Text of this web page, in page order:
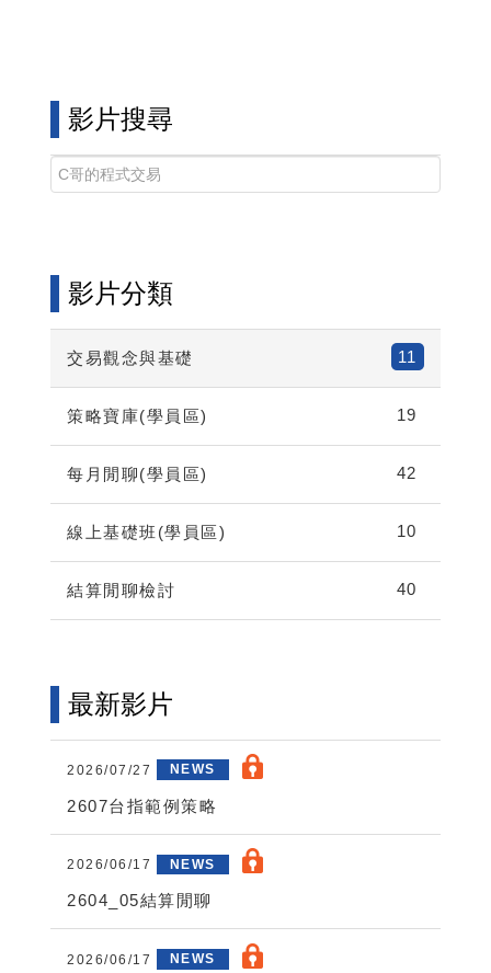
影片搜尋
影片分類
11
交易觀念與基礎
19
策略寶庫(學員區)
42
每月閒聊(學員區)
10
線上基礎班(學員區)
40
結算閒聊檢討
最新影片
2026/07/27 NEWS
2607台指範例策略
2026/06/17 NEWS
2604_05結算閒聊
2026/06/17 NEWS